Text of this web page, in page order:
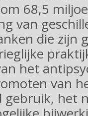
68,5
van
die zijn
het
van
gebruik, het